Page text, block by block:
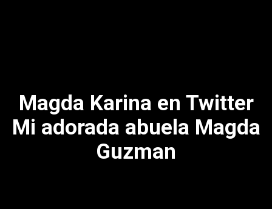
Magda Karina en Twitter
Mi adorada abuela Magda
Guzman